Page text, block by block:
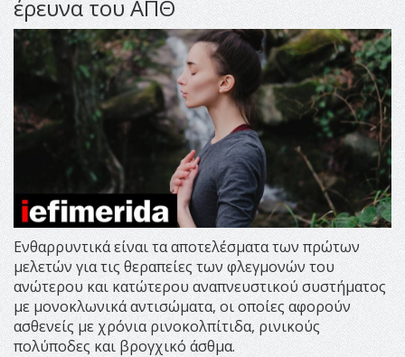
έρευνα του ΑΠΘ
Ενθαρρυντικά είναι τα αποτελέσματα των πρώτων
μελετών για τις θεραπείες των φλεγμονών του
ανώτερου και κατώτερου αναπνευστικού συστήματος
με μονοκλωνικά αντισώματα, οι οποίες αφορούν
ασθενείς με χρόνια ρινοκολπίτιδα, ρινικούς
πολύποδες και βρογχικό άσθμα.